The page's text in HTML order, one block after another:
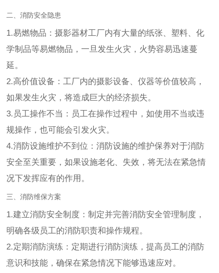
二、消防安全隐患
1.易燃物品：摄影器材工厂内有大量的纸张、塑料、化
学制品等易燃物品，一旦发生火灾，火势容易迅速蔓
延。
2.高价值设备：工厂内的摄影设备、仪器等价值较高，
如果发生火灾，将造成巨大的经济损失。
3.员工操作不当：员工在操作过程中，如使用不当或违
规操作，也可能会引发火灾。
4.消防设施维护不到位：消防设施的维护保养对于消防
安全至关重要，如果设施老化、失效，将无法在紧急情
况下发挥应有的作用。
三、消防维保方案
1.建立消防安全制度：制定并完善消防安全管理制度，
明确各级员工的消防职责和操作规程。
2.定期消防演练：定期进行消防演练，提高员工的消防
意识和技能，确保在紧急情况下能够迅速应对。